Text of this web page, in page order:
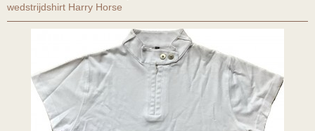
wedstrijdshirt Harry Horse